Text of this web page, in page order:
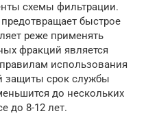
схемы фильтрации.
быстрое
реже применять
фракций является
использования
защиты срок службы
до нескольких
до 8-12 лет.